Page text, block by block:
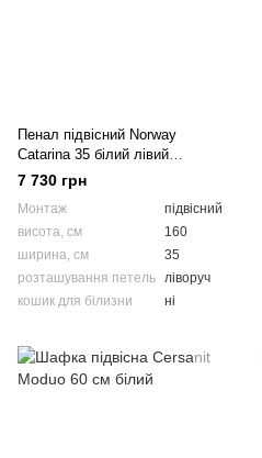
Пенал підвісний Norway
Catarina 35 білий лівий
M200301
7 730 грн
Монтаж
підвісний
висота, см
160
ширина, см
35
розташування петель ліворуч
кошик для білизни
ні